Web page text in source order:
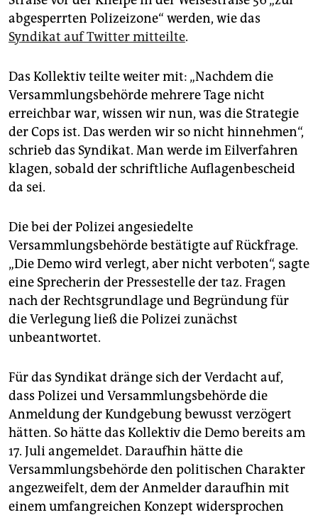
abgesperrten Polizeizone“ werden, wie das
Syndikat auf Twitter mitteilte.
Das Kollektiv teilte weiter mit: „Nachdem die
Versammlungsbehörde mehrere Tage nicht
erreichbar war, wissen wir nun, was die Strategie
der Cops ist. Das werden wir so nicht hinnehmen“,
schrieb das Syndikat. Man werde im Eilverfahren
klagen, sobald der schriftliche Auflagenbescheid
da sei.
Die bei der Polizei angesiedelte
Versammlungsbehörde bestätigte auf Rückfrage.
„Die Demo wird verlegt, aber nicht verboten“, sagte
eine Sprecherin der Pressestelle der taz. Fragen
nach der Rechtsgrundlage und Begründung für
die Verlegung ließ die Polizei zunächst
unbeantwortet.
Für das Syndikat dränge sich der Verdacht auf,
dass Polizei und Versammlungsbehörde die
Anmeldung der Kundgebung bewusst verzögert
hätten. So hätte das Kollektiv die Demo bereits am
17. Juli angemeldet. Daraufhin hätte die
Versammlungsbehörde den politischen Charakter
angezweifelt, dem der Anmelder daraufhin mit
einem umfangreichen Konzept widersprochen